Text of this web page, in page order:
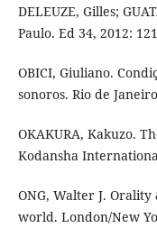
DELEUZE, Gilles;
Paulo. Ed 34, 2012:
OBICI, Giuliano.
sonoros. Rio de
OKAKURA, Kakuzo.
Kodansha
ONG, Walter J.
world. London/New